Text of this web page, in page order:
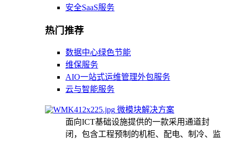
安全SaaS服务
热门推荐
数据中心绿色节能
维保服务
AIO一站式运维管理外包服务
云与智能服务
微模块解决方案
面向ICT基础设施提供的一款采用通道封
闭，包含工程预制的机柜、配电、制冷、监